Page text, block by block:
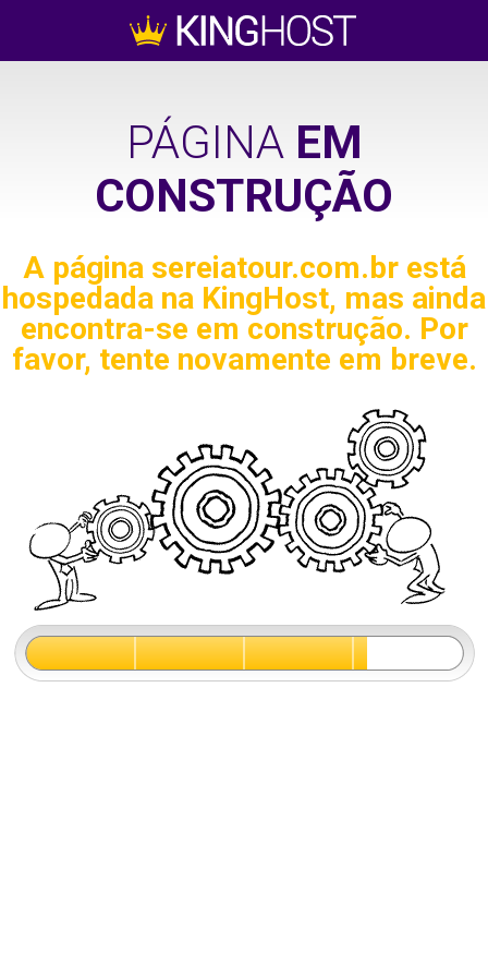
PÁGINA EM
CONSTRUÇÃO
A página sereiatour.com.brestá
hospedada na KingHost, mas ainda
encontra-se em construção. Por
favor, tente novamente em breve.